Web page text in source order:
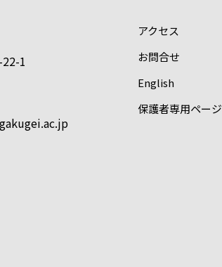
1
アクセス
お問合せ
English
保護者専用ページ